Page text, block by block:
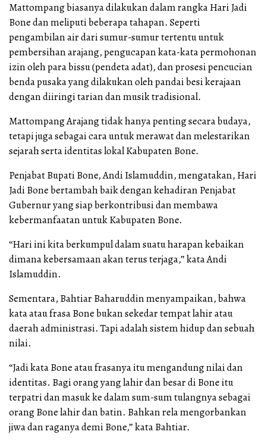
Mattompang biasanya dilakukan dalam rangka Hari Jadi
Bone dan meliputi beberapa tahapan. Seperti
pengambilan air dari sumur-sumur tertentu untuk
pembersihan arajang, pengucapan kata-kata permohonan
izin oleh para bissu (pendeta adat), dan prosesi pencucian
benda pusaka yang dilakukan oleh pandai besi kerajaan
dengan diiringi tarian dan musik tradisional.
Mattompang Arajang tidak hanya penting secara budaya,
tetapi juga sebagai cara untuk merawat dan melestarikan
sejarah serta identitas lokal Kabupaten Bone.
Penjabat Bupati Bone, Andi Islamuddin, mengatakan, Hari
Jadi Bone bertambah baik dengan kehadiran Penjabat
Gubernur yang siap berkontribusi dan membawa
kebermanfaatan untuk Kabupaten Bone.
“Hari ini kita berkumpul dalam suatu harapan kebaikan
dimana kebersamaan akan terus terjaga,” kata Andi
Islamuddin.
Sementara, Bahtiar Baharuddin menyampaikan, bahwa
kata atau frasa Bone bukan sekedar tempat lahir atau
daerah administrasi. Tapi adalah sistem hidup dan sebuah
nilai.
“Jadi kata Bone atau frasanya itu mengandung nilai dan
identitas. Bagi orang yang lahir dan besar di Bone itu
terpatri dan masuk ke dalam sum-sum tulangnya sebagai
orang Bone lahir dan batin. Bahkan rela mengorbankan
jiwa dan raganya demi Bone,” kata Bahtiar.